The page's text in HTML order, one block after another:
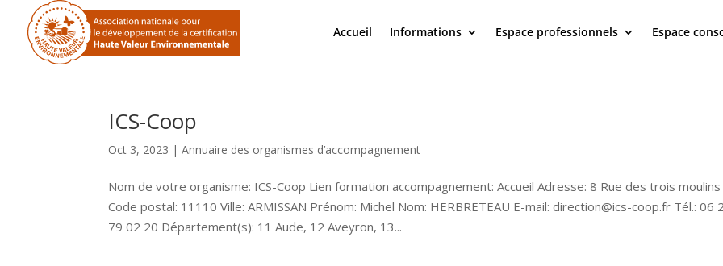
Accueil Informations Espace professionnels Espace
ICS-Coop
Oct 3, 2023 |Annuaire des organismes d’accompagnement
Nom de votre organisme: ICS-Coop Lien formation accompagnement: Accueil Adresse: 8 Rue des trois moulins
Code postal: 11110 Ville: ARMISSAN Prénom: Michel Nom: HERBRETEAU E-mail: direction@ics-coop.fr Tél.: 06
79 02 20 Département(s): 11 Aude, 12 Aveyron, 13...